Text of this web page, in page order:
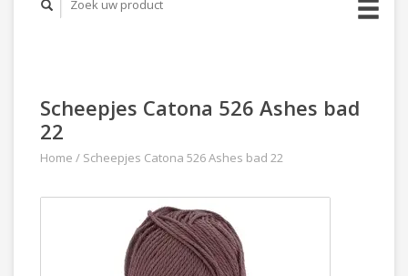
Scheepjes Catona 526 Ashes bad
22
Home / Scheepjes Catona 526 Ashes bad 22